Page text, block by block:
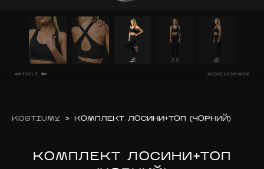
ARTICLE 2000110050202
KOSTIUMY > КОМПЛЕКТ ЛОСИНИ+ТОП (ЧОРНИЙ)
КОМПЛЕКТ ЛОСИНИ+ТОП